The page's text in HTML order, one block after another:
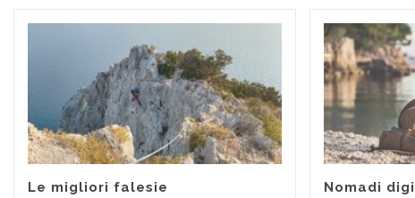
Le migliori falesie
Nomadi